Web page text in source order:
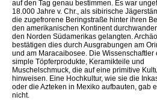
auf den Tag genau bestimmen. Es war
18.000 Jahre v. Chr., als sibirische
die zugefrorene Beringstraße hinter ihren
den amerikanischen Kontinent
den Norden Südamerikas gelangten.
bestätigen dies durch Ausgrabungen am
und am Maracaibosee. Die Wissenschaftler
simple Töpferprodukte, Keramikteile und
Muschelschmuck, die auf eine primitive
hinweisen. Eine Hochkultur, wie sie die
oder die Azteken in Mexiko aufbauten, gab
nicht.